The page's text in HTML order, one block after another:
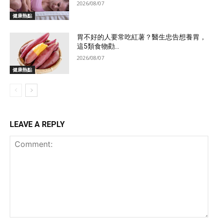
健康熱點
2026/08/07
健康熱點
胃不好的人要常吃紅薯？醫生忠告想養胃，
這5類食物勸...
2026/08/07
LEAVE A REPLY